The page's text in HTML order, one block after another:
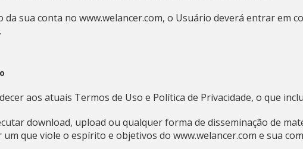
da sua conta no www.welancer.com, o Usuário deverá entrar em
aos atuais Termos de Uso e Política de Privacidade, o que
download, upload ou qualquer forma de disseminação de
que viole o espírito e objetivos do www.welancer.com e sua